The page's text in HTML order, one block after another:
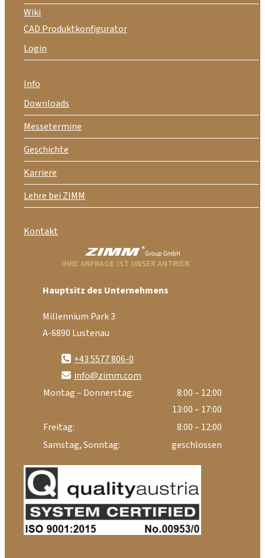
Wiki
CAD Produktkonfigurator
Login
Info
Downloads
Messetermine
Geschichte
Karriere
Lehre bei ZIMM
Kontakt
IHRE ANFRAGE IST UNSER ANTRIEB
Hauptsitz des Unternehmens
Millennium Park 3
A-6890 Lustenau
+43 5577 806-0
info@zimm.com
Montag – Donnerstag:
8:00 – 12:00
13:00 – 17:00
Freitag:
8:00 – 12:00
Samstag, Sonntag:
geschlossen